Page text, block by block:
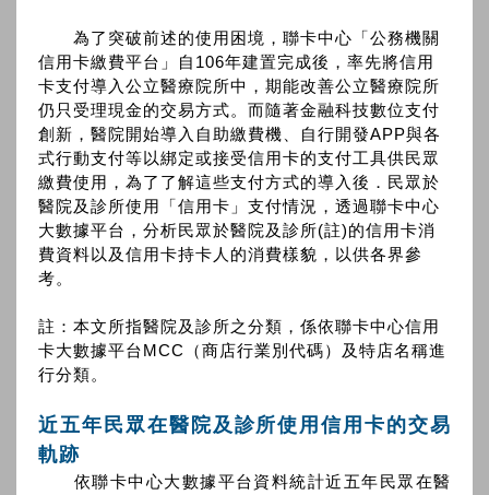
為了突破前述的使用困境，聯卡中心「公務機關
信用卡繳費平台」自106年建置完成後，率先將信用
卡支付導入公立醫療院所中，期能改善公立醫療院所
仍只受理現金的交易方式。而隨著金融科技數位支付
創新，醫院開始導入自助繳費機、自行開發APP與各
式行動支付等以綁定或接受信用卡的支付工具供民眾
繳費使用，為了了解這些支付方式的導入後．民眾於
醫院及診所使用「信用卡」支付情況，透過聯卡中心
大數據平台，分析民眾於醫院及診所(註)的信用卡消
費資料以及信用卡持卡人的消費樣貌，以供各界參
考。
註：本文所指醫院及診所之分類，係依聯卡中心信用
卡大數據平台MCC（商店行業別代碼）及特店名稱進
行分類。
近五年民眾在醫院及診所使用信用卡的交易
軌跡
依聯卡中心大數據平台資料統計近五年民眾在醫